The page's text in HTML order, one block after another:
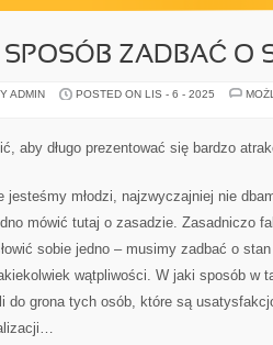
ZADBAĆ O
ADMIN POSTED ON LIS - 6 - 2025
aby długo prezentować się bardzo
jesteśmy młodzi, najzwyczajniej nie
mówić tutaj o zasadzie. Zasadniczo
sobie jedno – musimy zadbać o
wątpliwości. W jaki sposób w
do grona tych osób, które są